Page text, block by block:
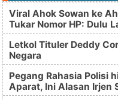
Viral Ahok Sowan ke
Tukar Nomor HP: Dulu
Letkol Tituler Deddy
Negara
Pegang Rahasia Polisi
Aparat, Ini Alasan Irjen